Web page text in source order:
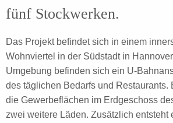
fünf Stockwerken.
Das Projekt befindet sich in einem
Wohnviertel in der Südstadt in
Umgebung befinden sich ein U-
des täglichen Bedarfs und Restaurants.
die Gewerbeflächen im Erdgeschoss
zwei weitere Läden. Zusätzlich entsteht